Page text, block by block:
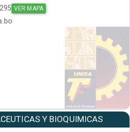
VER MAPA
Y BIOQUIMICAS